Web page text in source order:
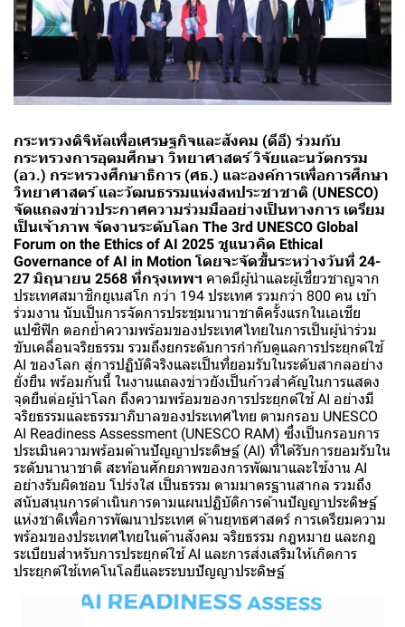
กระทรวงดิจิทัลเพื่อเศรษฐกิจและสังคม (ดีอี) ร่วมกับ
กระทรวงการอุดมศึกษา วิทยาศาสตร์ วิจัยและนวัตกรรม
(อว.) กระทรวงศึกษาธิการ (ศธ.) และองค์การเพื่อการศึกษา
วิทยาศาสตร์ และวัฒนธรรมแห่งสหประชาชาติ (UNESCO)
จัดแถลงข่าวประกาศความร่วมมืออย่างเป็นทางการ เตรียม
เป็นเจ้าภาพ จัดงานระดับโลก The 3rd UNESCO Global
Forum on the Ethics of AI 2025 ชูแนวคิด Ethical
Governance of AI in Motion โดยจะจัดขึ้นระหว่างวันที่ 24-
27 มิถุนายน 2568 ที่กรุงเทพฯ คาดมีผู้นำและผู้เชี่ยวชาญจาก
ประเทศสมาชิกยูเนสโก กว่า 194 ประเทศ รวมกว่า 800 คน เข้า
ร่วมงาน นับเป็นการจัดการประชุมนานาชาติครั้งแรกในเอเชีย
แปซิฟิก ตอกย้ำความพร้อมของประเทศไทยในการเป็นผู้นำร่วม
ขับเคลื่อนจริยธรรม รวมถึงยกระดับการกำกับดูแลการประยุกต์ใช้
AI ของโลก สู่การปฏิบัติจริงและเป็นที่ยอมรับในระดับสากลอย่าง
ยั่งยืน พร้อมกันนี้ ในงานแถลงข่าวยังเป็นก้าวสำคัญในการแสดง
จุดยืนต่อผู้นำโลก ถึงความพร้อมของการประยุกต์ใช้ AI อย่างมี
จริยธรรมและธรรมาภิบาลของประเทศไทย ตามกรอบ UNESCO
AI Readiness Assessment (UNESCO RAM) ซึ่งเป็นกรอบการ
ประเมินความพร้อมด้านปัญญาประดิษฐ์ (AI) ที่ได้รับการยอมรับใน
ระดับนานาชาติ สะท้อนศักยภาพของการพัฒนาและใช้งาน AI
อย่างรับผิดชอบ โปร่งใส เป็นธรรม ตามมาตรฐานสากล รวมถึง
สนับสนุนการดำเนินการตามแผนปฏิบัติการด้านปัญญาประดิษฐ์
แห่งชาติเพื่อการพัฒนาประเทศ ด้านยุทธศาสตร์ การเตรียมความ
พร้อมของประเทศไทยในด้านสังคม จริยธรรม กฎหมาย และกฎ
ระเบียบสำหรับการประยุกต์ใช้ AI และการส่งเสริมให้เกิดการ
ประยุกต์ใช้เทคโนโลยีและระบบปัญญาประดิษฐ์